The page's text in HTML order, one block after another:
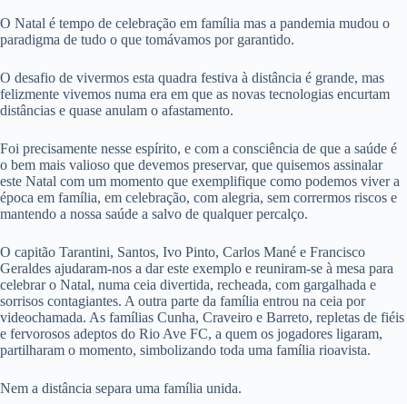
O Natal é tempo de celebração em família mas a pandemia mudou o
paradigma de tudo o que tomávamos por garantido.
O desafio de vivermos esta quadra festiva à distância é grande, mas
felizmente vivemos numa era em que as novas tecnologias encurtam
distâncias e quase anulam o afastamento.
Foi precisamente nesse espírito, e com a consciência de que a saúde é
o bem mais valioso que devemos preservar, que quisemos assinalar
este Natal com um momento que exemplifique como podemos viver a
época em família, em celebração, com alegria, sem corrermos riscos e
mantendo a nossa saúde a salvo de qualquer percalço.
O capitão Tarantini, Santos, Ivo Pinto, Carlos Mané e Francisco
Geraldes ajudaram-nos a dar este exemplo e reuniram-se à mesa para
celebrar o Natal, numa ceia divertida, recheada, com gargalhada e
sorrisos contagiantes. A outra parte da família entrou na ceia por
videochamada. As famílias Cunha, Craveiro e Barreto, repletas de fiéis
e fervorosos adeptos do Rio Ave FC, a quem os jogadores ligaram,
partilharam o momento, simbolizando toda uma família rioavista.
Nem a distância separa uma família unida.